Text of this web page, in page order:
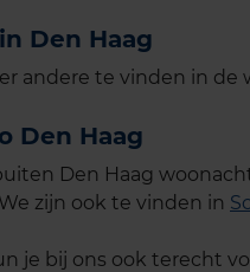
Den Haag
andere te vinden in de
Den Haag
Den Haag
zijn ook te vinden in
je bij ons ook terecht